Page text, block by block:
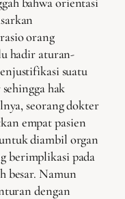
orang
hadir aturan-
suatu
sehingga hak
seorang dokter
empat pasien
diambil organ
berimplikasi pada
besar. Namun
dengan